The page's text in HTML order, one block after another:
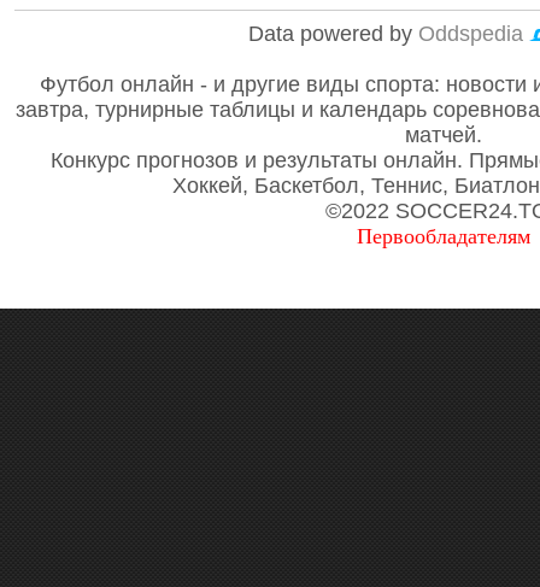
Data powered by Oddspedia
Футбол онлайн - и другие виды спорта: новости
завтра, турнирные таблицы и календарь
матчей.
Конкурс прогнозов и результаты онлайн.
Хоккей, Баскетбол, Теннис,
©2022
Первообладателям